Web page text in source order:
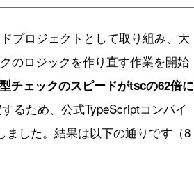
プロジェクトとして取り組み、大
のロジックを作り直す作業を開始
型チェックのスピードがtscの62倍に
るため、公式TypeScriptコンパイ
ました。結果は以下の通りです（8